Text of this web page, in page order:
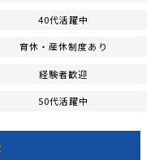
40代活躍中
育休・産休制度あり
経験者歓迎
50代活躍中